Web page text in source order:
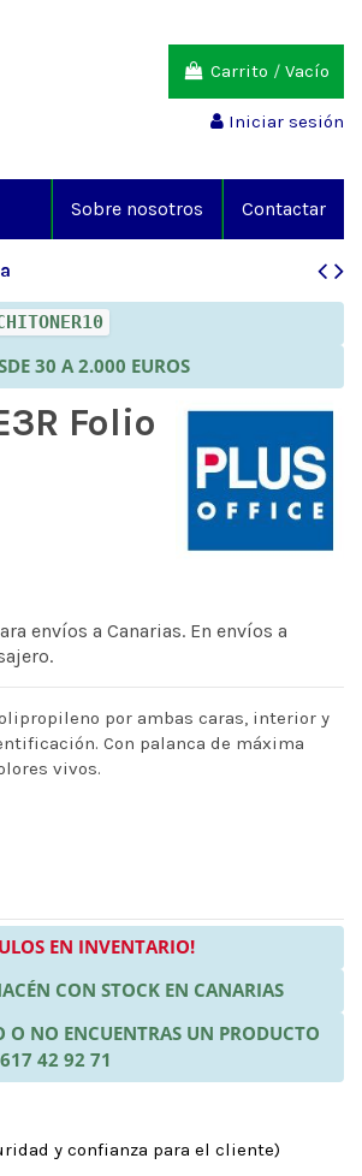
Carrito / Vacío
Iniciar sesión
Contactar
Sobre nosotros
30 A 2.000 EUROS
Folio
envíos a Canarias. En envíos a
por ambas caras, interior y
Con palanca de máxima
vivos.
EN INVENTARIO!
CON STOCK EN CANARIAS
O NO ENCUENTRAS UN PRODUCTO
42 92 71
y confianza para el cliente)